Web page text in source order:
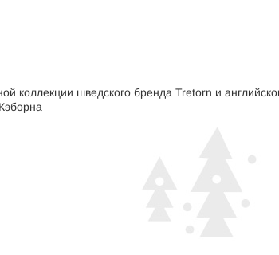
коллекции шведского бренда Tretorn и